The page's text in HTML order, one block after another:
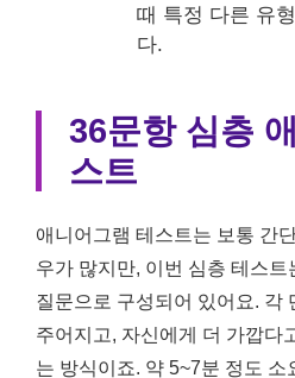
때 특정 다른 유
다.
36문항 심층
스트
애니어그램 테스트는 보통 간
우가 많지만, 이번 심층 테스
질문으로 구성되어 있어요. 각
주어지고, 자신에게 더 가깝다
는 방식이죠. 약 5~7분 정도 소